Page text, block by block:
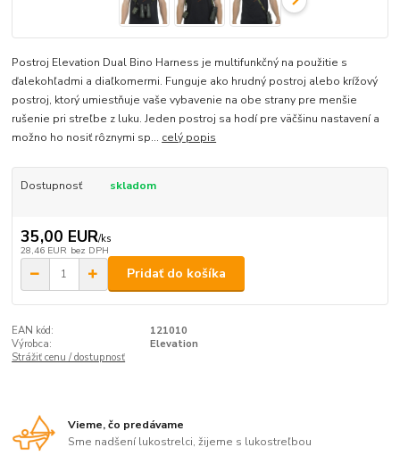
Postroj Elevation Dual Bino Harness je multifunkčný na použitie s
ďalekohľadmi a diaľkomermi. Funguje ako hrudný postroj alebo krížový
postroj, ktorý umiestňuje vaše vybavenie na obe strany pre menšie
rušenie pri streľbe z luku. Jeden postroj sa hodí pre väčšinu nastavení a
možno ho nosiť rôznymi sp... celý popis
Dostupnosť skladom
35,00 EUR/ks
28,46 EUR bez DPH
Pridať do košíka
EAN kód:
121010
Výrobca:
Elevation
Strážiť cenu / dostupnosť
Vieme, čo predávame
Sme nadšení lukostrelci, žijeme s lukostreľbou